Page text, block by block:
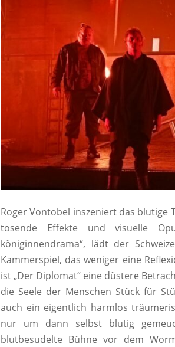
Roger Vontobel inszeniert das
tosende Effekte und visuelle
königinnendrama“, lädt der
Kammerspiel, das weniger eine
ist „Der Diplomat“ eine düstere
die Seele der Menschen Stück für
auch ein eigentlich harmlos
nur um dann selbst blutig
blutbesudelte Bühne vor dem